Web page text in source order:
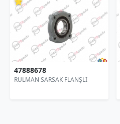
47888678
RULMAN SARSAK FLANŞLI